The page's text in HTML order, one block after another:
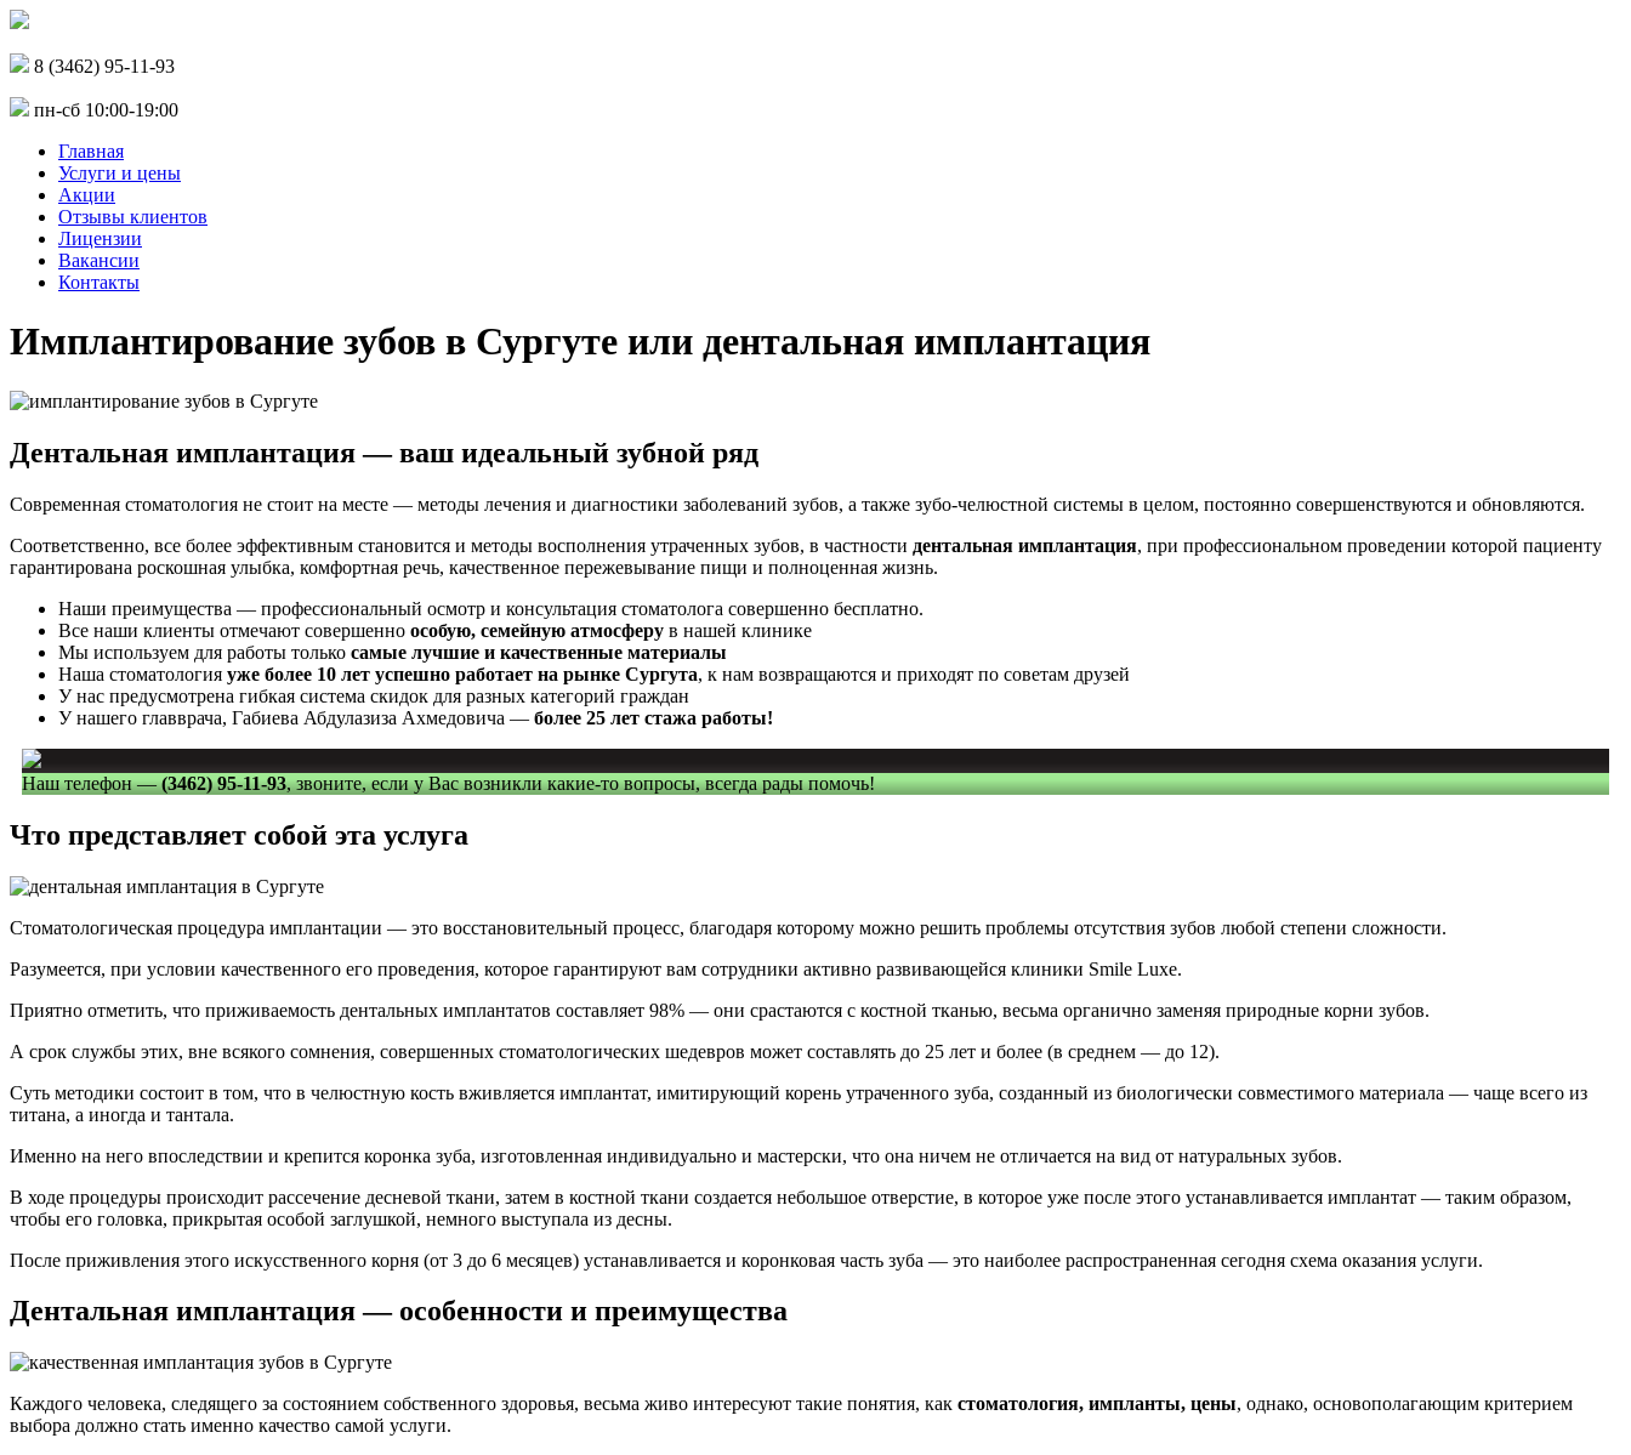
8 (3462) 95-11-93
пн-сб 10:00-19:00
Главная
Услуги и цены
Акции
Отзывы клиентов
Лицензии
Вакансии
Контакты
Имплантирование зубов в Сургуте или дентальная имплантация
Дентальная имплантация — ваш идеальный зубной ряд
Современная стоматология не стоит на месте — методы лечения и диагностики заболеваний зубов, а также зубо-челюстной системы в целом, постоянно совершенствуются и обновляются.
Соответственно, все более эффективным становится и методы восполнения утраченных зубов, в частности дентальная имплантация, при профессиональном проведении которой пациенту
гарантирована роскошная улыбка, комфортная речь, качественное пережевывание пищи и полноценная жизнь.
Наши преимущества — профессиональный осмотр и консультация стоматолога совершенно бесплатно.
Все наши клиенты отмечают совершенно особую, семейную атмосферу в нашей клинике
Мы используем для работы только самые лучшие и качественные материалы
Наша стоматология уже более 10 лет успешно работает на рынке Сургута, к нам возвращаются и приходят по советам друзей
У нас предусмотрена гибкая система скидок для разных категорий граждан
У нашего главврача, Габиева Абдулазиза Ахмедовича — более 25 лет стажа работы!
Наш телефон —(3462) 95-11-93, звоните, если у Вас возникли какие-то вопросы, всегда рады помочь!
Что представляет собой эта услуга
Стоматологическая процедура имплантации — это восстановительный процесс, благодаря которому можно решить проблемы отсутствия зубов любой степени сложности.
Разумеется, при условии качественного его проведения, которое гарантируют вам сотрудники активно развивающейся клиники Smile Luxe.
Приятно отметить, что приживаемость дентальных имплантатов составляет 98% — они срастаются с костной тканью, весьма органично заменяя природные корни зубов.
А срок службы этих, вне всякого сомнения, совершенных стоматологических шедевров может составлять до 25 лет и более (в среднем — до 12).
Суть методики состоит в том, что в челюстную кость вживляется имплантат, имитирующий корень утраченного зуба, созданный из биологически совместимого материала — чаще всего из
титана, а иногда и тантала.
Именно на него впоследствии и крепится коронка зуба, изготовленная индивидуально и мастерски, что она ничем не отличается на вид от натуральных зубов.
В ходе процедуры происходит рассечение десневой ткани, затем в костной ткани создается небольшое отверстие, в которое уже после этого устанавливается имплантат — таким образом,
чтобы его головка, прикрытая особой заглушкой, немного выступала из десны.
После приживления этого искусственного корня (от 3 до 6 месяцев) устанавливается и коронковая часть зуба — это наиболее распространенная сегодня схема оказания услуги.
Дентальная имплантация — особенности и преимущества
Каждого человека, следящего за состоянием собственного здоровья, весьма живо интересуют такие понятия, как стоматология, импланты, цены, однако, основополагающим критерием
выбора должно стать именно качество самой услуги.